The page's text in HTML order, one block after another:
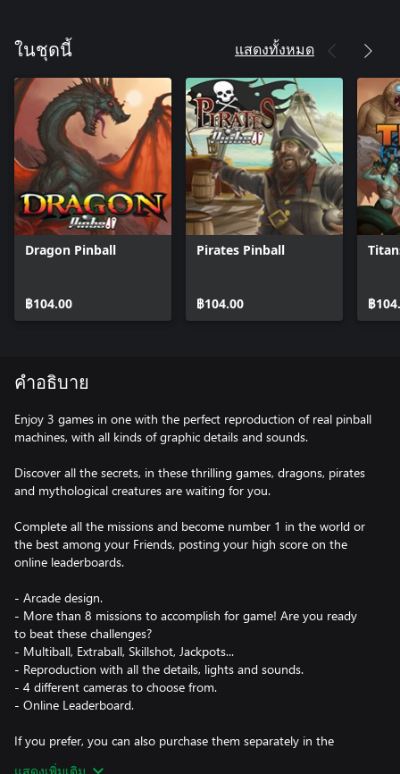
ในชุดนี้ แสดงทั้งหมด
Dragon Pinball
฿104.00
Pirates Pinball
฿104.00 ฿
คำอธิบาย
Enjoy 3 games in one with the perfect reproduction of real pinball
machines, with all kinds of graphic details and sounds.
Discover all the secrets, in these thrilling games, dragons, pirates
and mythological creatures are waiting for you.
Complete all the missions and become number 1 in the world or
the best among your Friends, posting your high score on the
online leaderboards.
- Arcade design.
- More than 8 missions to accomplish for game! Are you ready
to beat these challenges?
- Multiball, Extraball, Skillshot, Jackpots...
- Reproduction with all the details, lights and sounds.
- 4 different cameras to choose from.
- Online Leaderboard.
If you prefer, you can also purchase them separately in the